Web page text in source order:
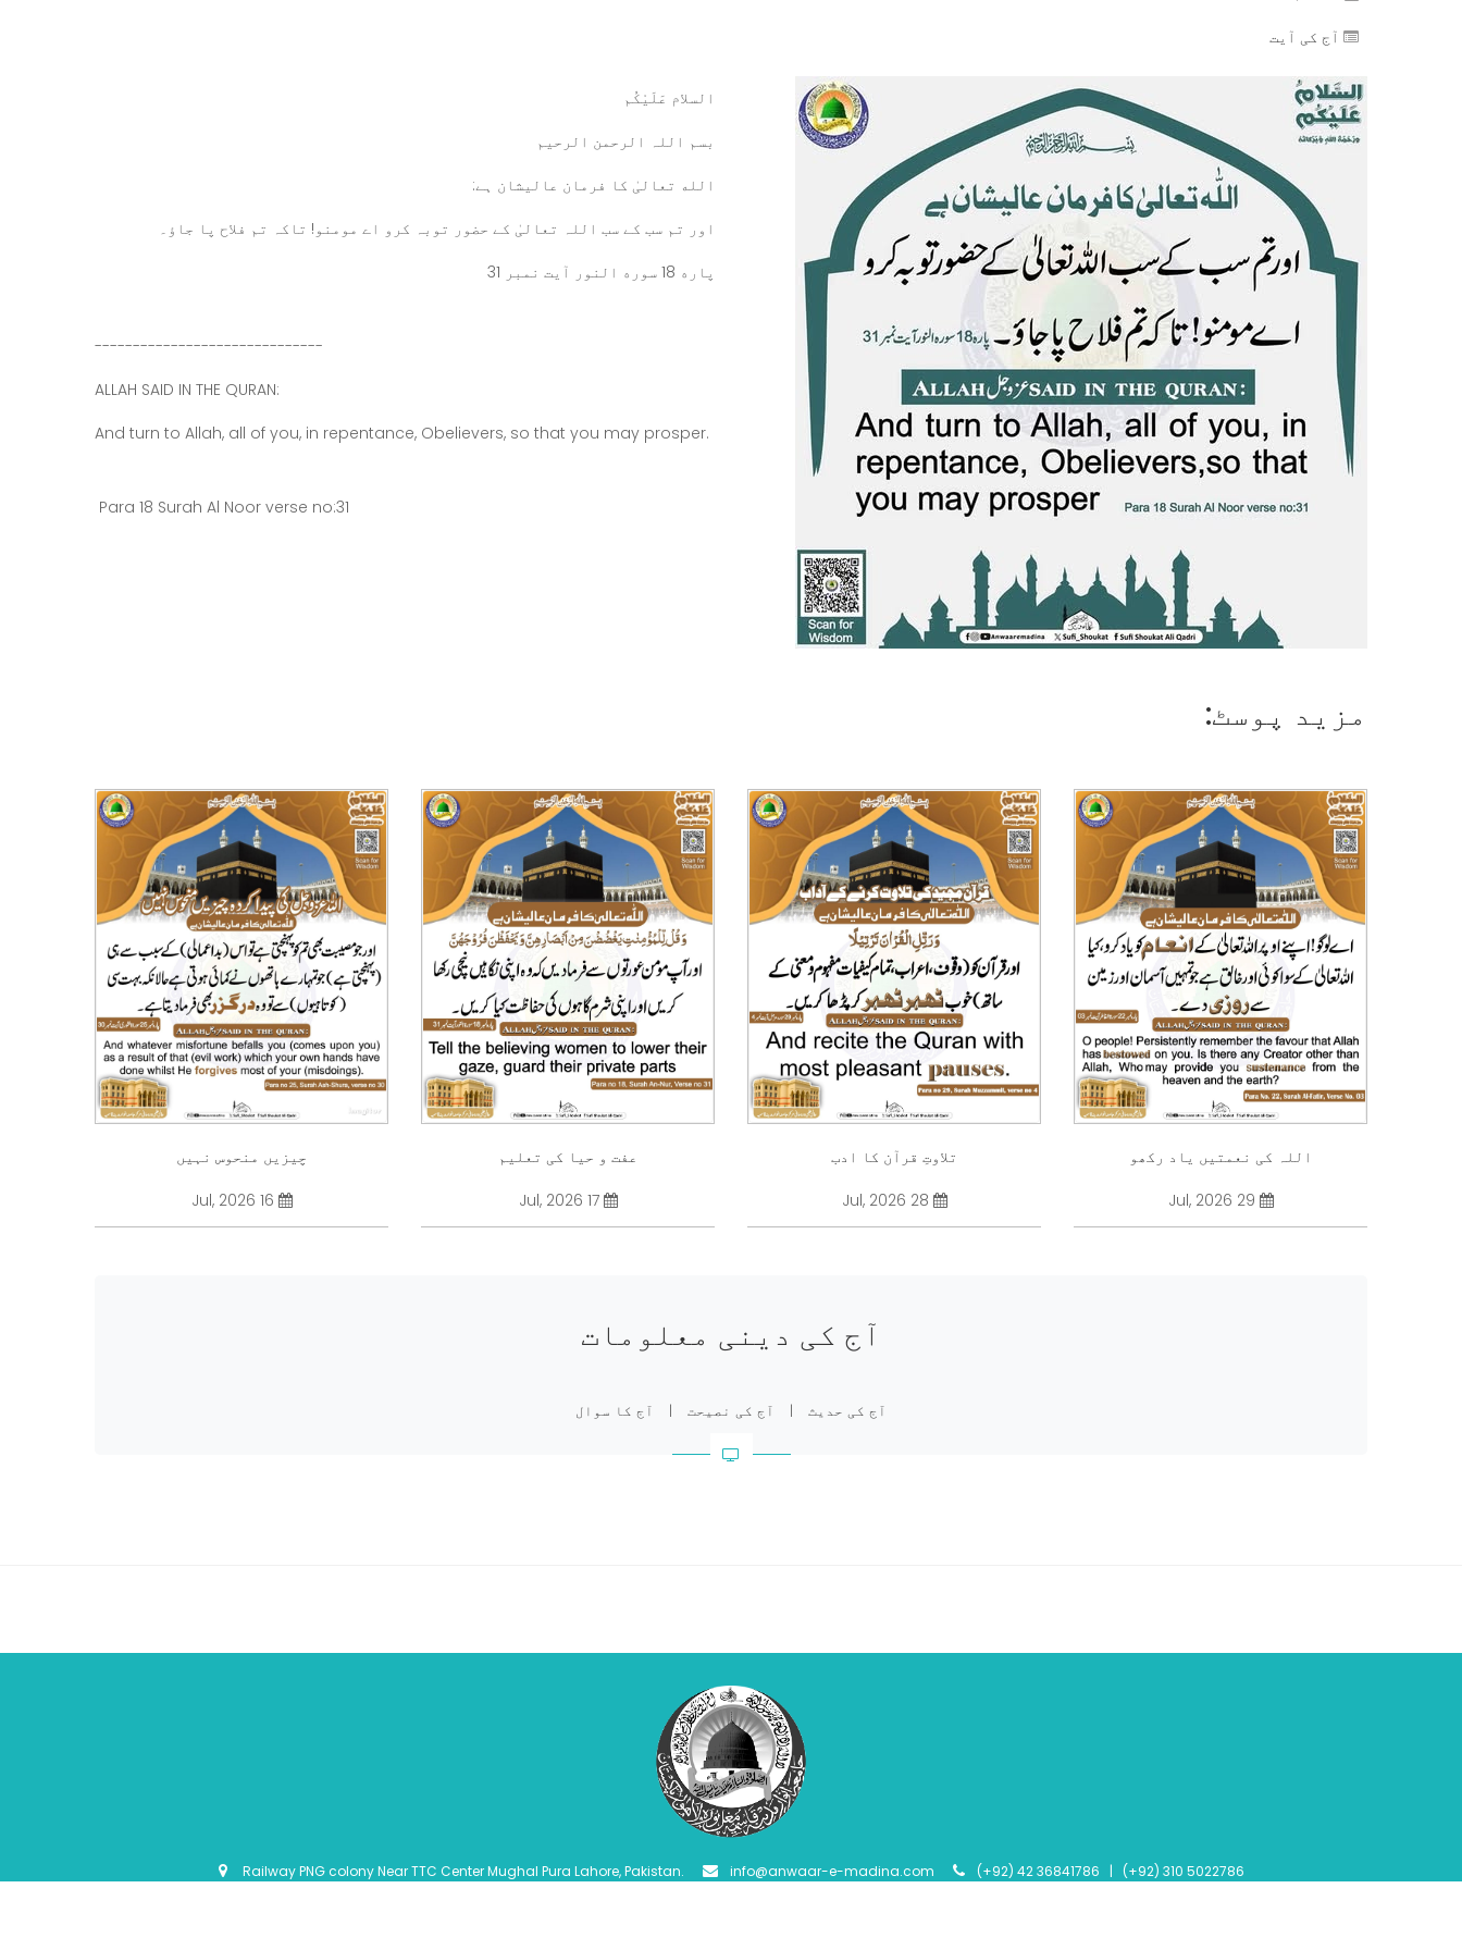
آج کی آیت
السلام عَلَيْكُم
بسم اللہ الرحمن الرحيم
الله تعالیٰ کا فرمان عالیشان ہے:
اور تم سب کے سب اللہ تعالیٰ کے حضور توبہ کرو اے مومنو! تاکہ تم فلاح پا جاؤ۔
پاره 18 سوره النور آیت نمبر 31
------------------------------
ALLAH SAID IN THE QURAN:
And turn to Allah, all of you, in repentance, Obelievers, so that you may prosper.
Para 18 Surah Al Noor verse no:31
مزید پوسٹ:
اللہ کی نعمتیں یاد رکھو
تلاوتِ قرآن کا ادب
عفت و حیا کی تعلیم
17 Jul, 2026
چیزیں منحوس نہیں
آج کی دینی معلومات
آج کی حدیث | آج کی نصیحت | آج کا سوال
Railway PNG colony Near TTC Center Mughal Pura Lahore, Pakistan. info@anwaar-e-madina.com (+92) 42 36841786 | (+92) 310 5022786